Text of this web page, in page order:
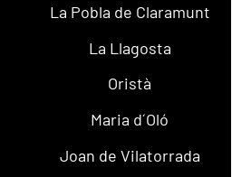
La Pobla de Claramunt
La Llagosta
Oristà
Maria d´Oló
Joan de Vilatorrada